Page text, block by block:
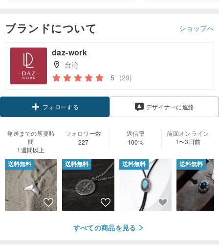
ブランドについて ショップへ
daz-work
台湾
5 (29)
フォローする デザイナーに連絡
発送までの所要時
間
1週間以上
フォロワー数
227
返信率
100%
前回オンライン
1〜3日前
送料無料 送料無料 送料無料 送料無料
すべての商品を見る